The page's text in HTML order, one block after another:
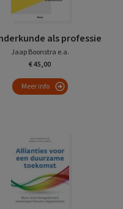
als professie
Jaap Boonstra e.a.
€ 45,00
Meer info